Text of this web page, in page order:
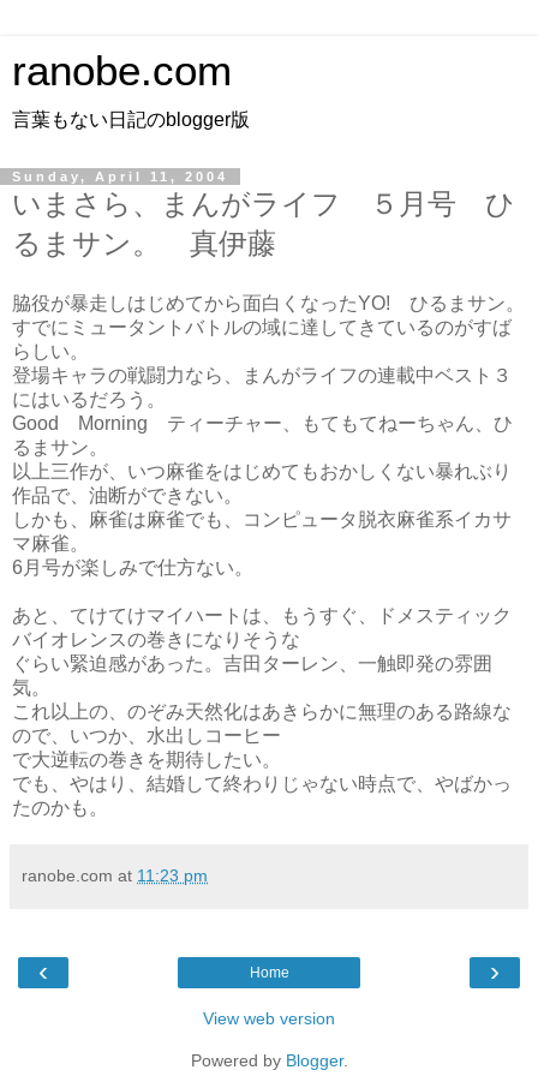
ranobe.com
言葉もない日記のblogger版
Sunday, April 11, 2004
いまさら、まんがライフ ５月号 ひ
るまサン。 真伊藤
脇役が暴走しはじめてから面白くなったYO! ひるまサン。
すでにミュータントバトルの域に達してきているのがすば
らしい。
登場キャラの戦闘力なら、まんがライフの連載中ベスト３
にはいるだろう。
Good Morning ティーチャー、もてもてねーちゃん、ひ
るまサン。
以上三作が、いつ麻雀をはじめてもおかしくない暴れぶり
作品で、油断ができない。
しかも、麻雀は麻雀でも、コンピュータ脱衣麻雀系イカサ
マ麻雀。
6月号が楽しみで仕方ない。
あと、てけてけマイハートは、もうすぐ、ドメスティック
バイオレンスの巻きになりそうな
ぐらい緊迫感があった。吉田ターレン、一触即発の雰囲
気。
これ以上の、のぞみ天然化はあきらかに無理のある路線な
ので、いつか、水出しコーヒー
で大逆転の巻きを期待したい。
でも、やはり、結婚して終わりじゃない時点で、やばかっ
たのかも。
ranobe.com at 11:23 pm
‹ ›
Home
View web version
Powered by Blogger.